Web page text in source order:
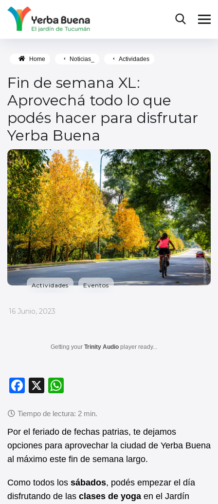
Home Noticias_ Actividades
Fin de semana XL:
Aprovechá todo lo que
podés hacer para disfrutar
Yerba Buena
Actividades Eventos
_
16 Junio, 2023
Getting your Trinity Audio player ready...
F
c
e
b
o
o
k
X
at
s
A
p
p
Por el feriado de fechas patrias, te dejamos
opciones para aprovechar la ciudad de Yerba Buena
al máximo este fin de semana largo.
Como todos los sábados, podés empezar el día
disfrutando de las clases de yoga en el Jardín